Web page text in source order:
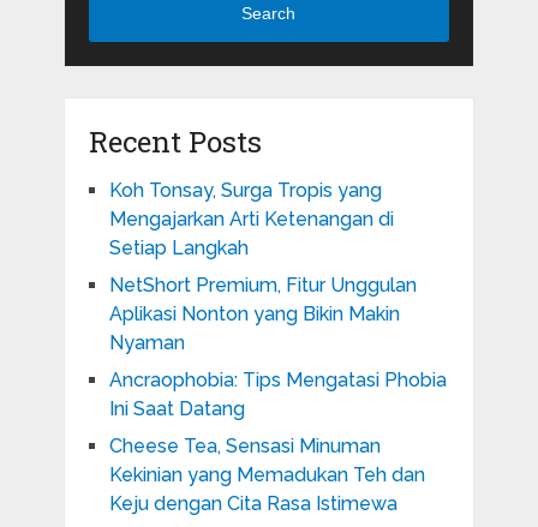
Search
Recent Posts
Koh Tonsay, Surga Tropis yang
Mengajarkan Arti Ketenangan di
Setiap Langkah
NetShort Premium, Fitur Unggulan
Aplikasi Nonton yang Bikin Makin
Nyaman
Ancraophobia: Tips Mengatasi Phobia
Ini Saat Datang
Cheese Tea, Sensasi Minuman
Kekinian yang Memadukan Teh dan
Keju dengan Cita Rasa Istimewa